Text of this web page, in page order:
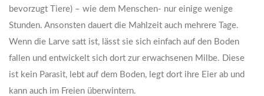
bevorzugt Tiere) – wie dem Menschen- nur einige wenige
Stunden. Ansonsten dauert die Mahlzeit auch mehrere Tage.
Wenn die Larve satt ist, lässt sie sich einfach auf den Boden
fallen und entwickelt sich dort zur erwachsenen Milbe. Diese
ist kein Parasit, lebt auf dem Boden, legt dort ihre Eier ab und
kann auch im Freien überwintern.